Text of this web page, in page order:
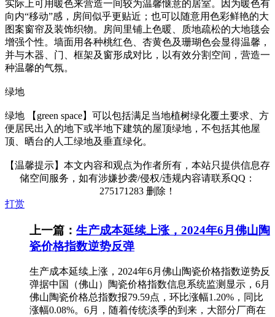
实际上可用暖色来营造一间较为温馨惬意的居室。因为暖色有
向内“移动”感，房间似乎更贴近；也可以随意用色彩鲜艳的大
图案窗帘及装饰织物。房间里铺上色暖、质地疏松的大地毯会
增强个性。墙面用各种桃红色、杏黄色及珊瑚色会显得温馨，
并与木器、门、框架及窗形成对比，以有效分割空间，营造一
种温馨的气氛。
绿地
绿地 【green space】可以包括满足当地植树绿化覆土要求、方
便居民出入的地下或半地下建筑的屋顶绿地，不包括其他屋
顶、晒台的人工绿地及垂直绿化。
【温馨提示】本文内容和观点为作者所有，本站只提供信息存
储空间服务，如有涉嫌抄袭/侵权/违规内容请联系QQ：
275171283 删除！
打赏
上一篇： 生产成本延续上涨，2024年6月佛山陶
瓷价格指数逆势反弹
生产成本延续上涨，2024年6月佛山陶瓷价格指数逆势反
弹据中国（佛山）陶瓷价格指数信息系统监测显示，6月
佛山陶瓷价格总指数报79.59点，环比涨幅1.20%，同比
涨幅0.08%。6月，随着传统淡季的到来，大部分厂商在